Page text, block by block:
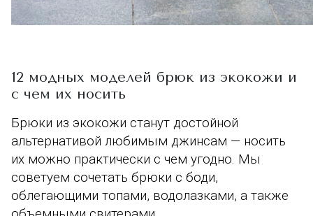
12 модных моделей брюк из экокожи и
с чем их носить
Брюки из экокожи станут достойной
альтернативой любимым джинсам — носить
их можно практически с чем угодно. Мы
советуем сочетать брюки с боди,
облегающими топами, водолазками, а также